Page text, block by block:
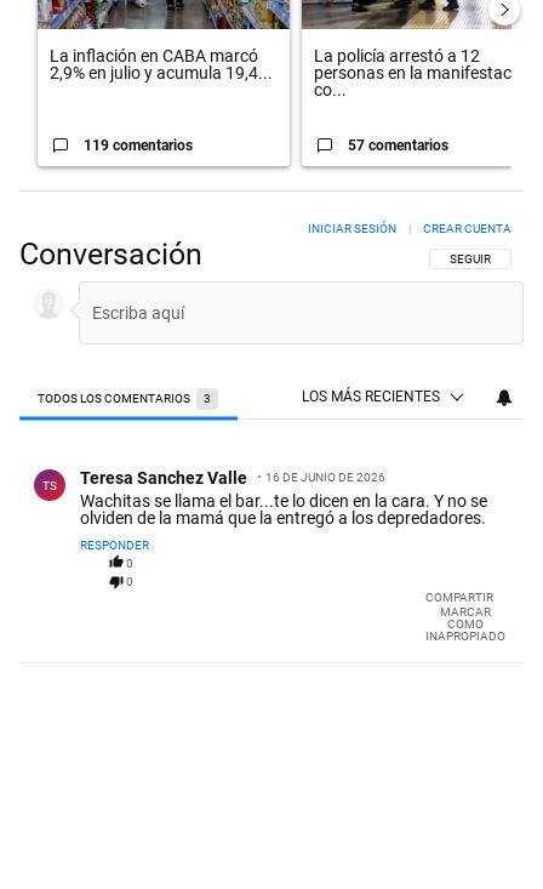
La inflación en CABA marcó
2,9% en julio y acumula 19,4...
119 comentarios
La policía arrestó a 12
personas en la manifestación
co...
57 comentarios
Conversación SIGA ESTA
SEGUIR
INICIAR SESIÓN CREAR CUENTA
TODOS LOS COMENTARIOS 3 LOS MÁS RECIENTES
TS Teresa Sanchez Valle 16 DE JUNIO DE 2026
Wachitas se llama el bar...te lo dicen en la cara. Y no se
olviden de la mamá que la entregó a los depredadores.
RESPONDER
0
0
COMPARTIR
MARCAR
COMO
INAPROPIADO